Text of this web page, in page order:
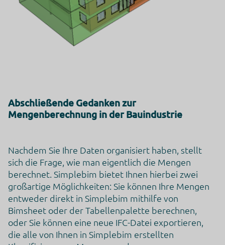
Abschließende Gedanken zur
Mengenberechnung in der Bauindustrie
Nachdem Sie Ihre Daten organisiert haben, stellt
sich die Frage, wie man eigentlich die Mengen
berechnet. Simplebim bietet Ihnen hierbei zwei
großartige Möglichkeiten: Sie können Ihre Mengen
entweder direkt in Simplebim mithilfe von
Bimsheet oder der Tabellenpalette berechnen,
oder Sie können eine neue IFC-Datei exportieren,
die alle von Ihnen in Simplebim erstellten
Pixel
Erhobene Daten
Diese Liste enthält alle (persönlichen) Daten, die von oder
durch die Nutzung dieses Dienstes gesammelt werden.
personenbezogenen Daten genannt.
Art. 6 Abs. 1 s. 1 lit. f DS-GVO
Vereinigte Staaten von Amerika
Aufbewahrungsdauer
Die Aufbewahrungsfrist ist die Zeitspanne, in der die
gesammelten Daten für die Verarbeitung gespeichert
werden. Die Daten müssen gelöscht werden, sobald sie für
die angegebenen Verarbeitungszwecke nicht mehr benötigt
werden.
Die Daten werden nach 14 Tagen Abruf gelöscht.
Datenempfänger
ALLE COOKIES AKZEPTIEREN
Auswahl speichern